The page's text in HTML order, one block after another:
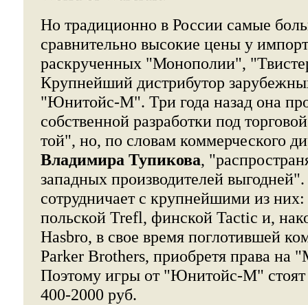
Но традиционно в России самые
сравнительно высокие цены у
раскрученных "Монополии",
Крупнейший дистрибутор
"Юнитойс-М". Три года назад она
собственной разработки под
той", но, по словам коммерческого
Владимира Тупикова,
западных производителей
сотрудничает с крупнейшими из
польской Trefl, финской Tactic и,
Hasbro, в свое время поглотившей
Parker Brothers, приобретя права на
Поэтому игры от "Юнитойс-М" стоят
400-2000 руб.